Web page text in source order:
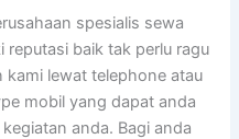
spesialis sewa
reputasi baik tak perlu ragu
lewat telephone atau
mobil yang dapat anda
anda. Bagi anda